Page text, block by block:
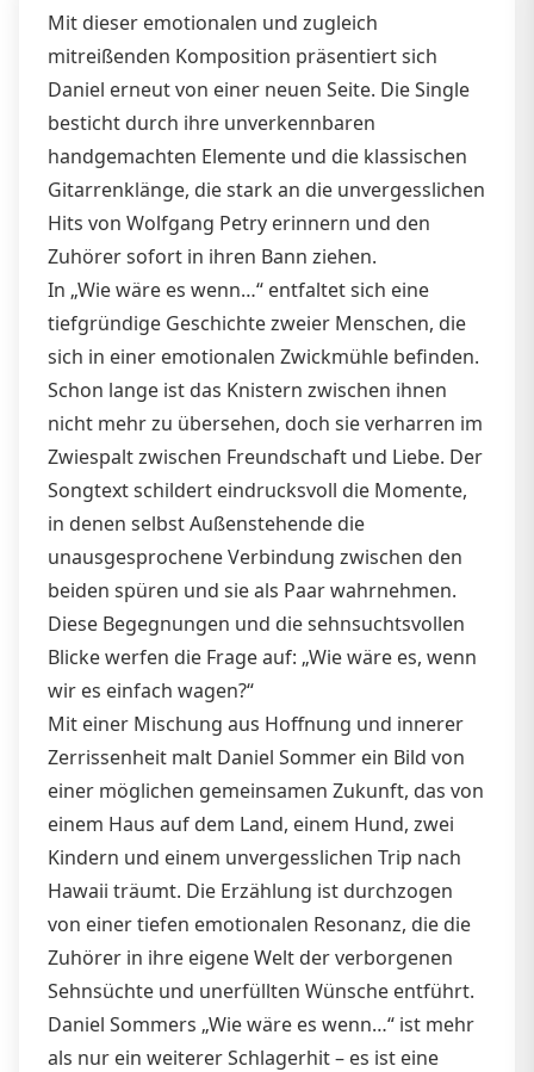
Mit dieser emotionalen und zugleich
mitreißenden Komposition präsentiert sich
Daniel erneut von einer neuen Seite. Die Single
besticht durch ihre unverkennbaren
handgemachten Elemente und die klassischen
Gitarrenklänge, die stark an die unvergesslichen
Hits von Wolfgang Petry erinnern und den
Zuhörer sofort in ihren Bann ziehen.
In „Wie wäre es wenn…“ entfaltet sich eine
tiefgründige Geschichte zweier Menschen, die
sich in einer emotionalen Zwickmühle befinden.
Schon lange ist das Knistern zwischen ihnen
nicht mehr zu übersehen, doch sie verharren im
Zwiespalt zwischen Freundschaft und Liebe. Der
Songtext schildert eindrucksvoll die Momente,
in denen selbst Außenstehende die
unausgesprochene Verbindung zwischen den
beiden spüren und sie als Paar wahrnehmen.
Diese Begegnungen und die sehnsuchtsvollen
Blicke werfen die Frage auf: „Wie wäre es, wenn
wir es einfach wagen?“
Mit einer Mischung aus Hoffnung und innerer
Zerrissenheit malt Daniel Sommer ein Bild von
einer möglichen gemeinsamen Zukunft, das von
einem Haus auf dem Land, einem Hund, zwei
Kindern und einem unvergesslichen Trip nach
Hawaii träumt. Die Erzählung ist durchzogen
von einer tiefen emotionalen Resonanz, die die
Zuhörer in ihre eigene Welt der verborgenen
Sehnsüchte und unerfüllten Wünsche entführt.
Daniel Sommers „Wie wäre es wenn…“ ist mehr
als nur ein weiterer Schlagerhit – es ist eine